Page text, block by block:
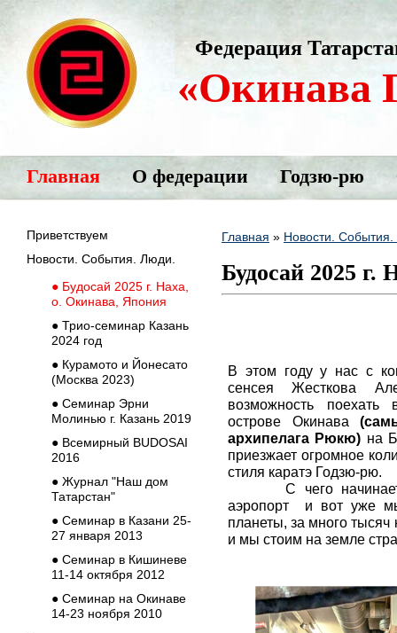
Федерация
«Окинава
Главная О федерации Годзю-рю
Главная » Новости.
Будосай 2025
В этом году у нас с
сенсея Жесткова
возможность
острове Окинава(
архипелага Рюкю) на
приезжает огромное
стиля каратэ Годзю-рю.
С чего начинается
аэропорт и вот уже
планеты, за много тысяч
и мы стоим на земле
Приветствуем
Новости. События. Люди.
● Будосай 2025 г. Наха,
о. Окинава, Япония
● Трио-семинар Казань
2024 год
● Курамото и Йонесато
(Москва 2023)
● Семинар Эрни
Молинью г. Казань 2019
● Всемирный BUDOSAI
2016
● Журнал "Наш дом
Татарстан"
● Семинар в Казани 25-
27 января 2013
● Семинар в Кишиневе
11-14 октября 2012
● Семинар на Окинаве
14-23 ноября 2010